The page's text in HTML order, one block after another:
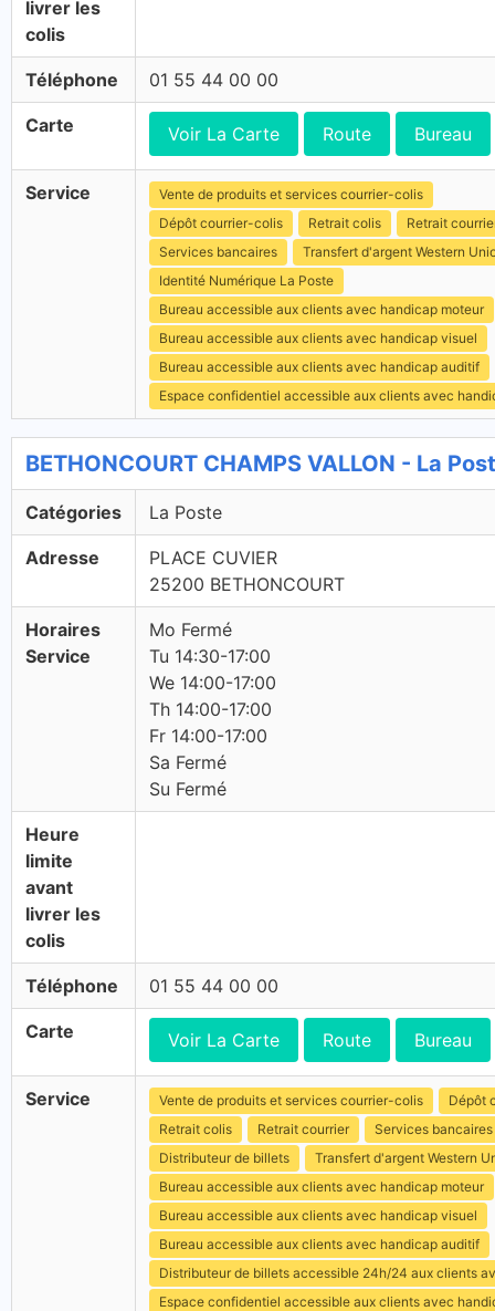
livrer les
colis
Téléphone 01 55 44 00 00
Carte Voir La Carte Route Bureau
Service
Vente de produits et services courrier-colis
Dépôt courrier-colis
Retrait colis
Retrait
Services bancaires
Transfert d'argent Western
Identité Numérique La Poste
Bureau accessible aux clients avec handicap moteur
Bureau accessible aux clients avec handicap visuel
Bureau accessible aux clients avec handicap auditif
Espace confidentiel accessible aux clients avec
BETHONCOURT CHAMPS VALLON - La
Catégories La Poste
Adresse
PLACE CUVIER
25200 BETHONCOURT
Horaires
Service
Mo Fermé
Tu 14:30-17:00
We 14:00-17:00
Th 14:00-17:00
Fr 14:00-17:00
Sa Fermé
Su Fermé
Heure
limite
avant
livrer les
colis
Téléphone 01 55 44 00 00
Carte Voir La Carte Route Bureau
Service Vente de produits et services courrier-colis
Dépôt
Retrait colis
Retrait courrier
Services bancaires
Distributeur de billets
Transfert d'argent Western
Bureau accessible aux clients avec handicap moteur
Bureau accessible aux clients avec handicap visuel
Bureau accessible aux clients avec handicap auditif
Distributeur de billets accessible 24h/24 aux clients
Espace confidentiel accessible aux clients avec